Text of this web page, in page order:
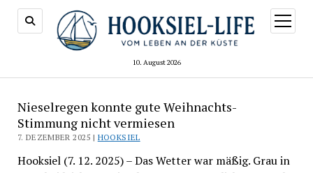
10. August 2026
Menü
öffnen
Nieselregen konnte gute Weihnachts-
Stimmung nicht vermiesen
7. DEZEMBER 2025 | HOOKSIEL
Hooksiel (7. 12. 2025) – Das Wetter war mäßig. Grau in